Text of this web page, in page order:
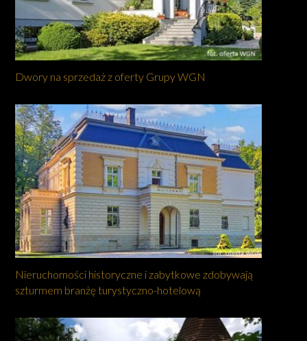
Dwory na sprzedaż z oferty Grupy WGN
Nieruchomości historyczne i zabytkowe zdobywają
szturmem branżę turystyczno-hotelową